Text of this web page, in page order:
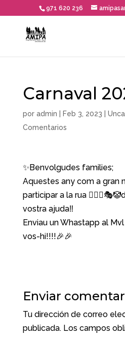
971 620 236
Carnaval
por admin Feb 3, 2023
Comentarios
✨Benvolgudes families;
Aquestes any com a gran
participar a la rua
vostra ajuda‼️
Enviau un Whastapp al
vos-hi!!!!🎉🎉
Enviar
Tu dirección de correo
publicada. Los campos